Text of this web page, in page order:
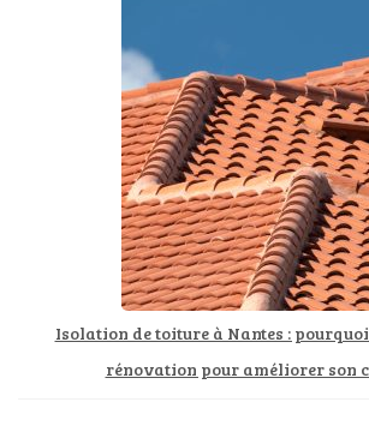
Isolation de toiture à Nantes :
rénovation pour améliorer son